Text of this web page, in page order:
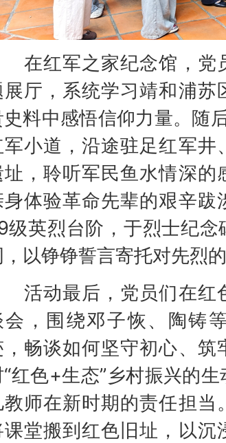
红军之家纪念馆，党
展厅，系统学习靖和浦苏
史料中感悟信仰力量。随
军小道，沿途驻足红军井
址，聆听军民鱼水情深的
身体验革命先辈的艰辛跋
级英烈台阶，于烈士纪念
以铮铮誓言寄托对先烈的
动最后，党员们在红
会，围绕邓子恢、陶铸
，畅谈如何坚守初心、筑
红色+生态”乡村振兴的
教师在新时期的责任担当
课堂搬到红色旧址，以沉